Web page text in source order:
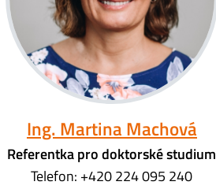
Ing. Martina Machová
Referentka pro doktorské studium
Telefon: +420 224 095 240